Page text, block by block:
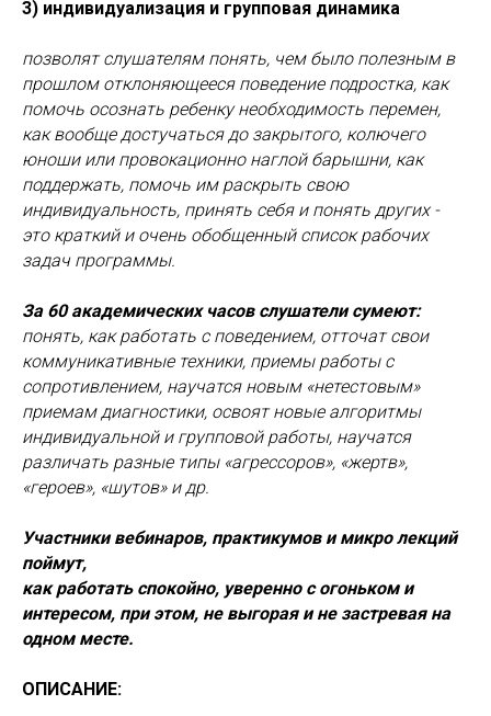
3) индивидуализация и групповая динамика
позволят слушателям понять, чем было полезным в
прошлом отклоняющееся поведение подростка, как
помочь осознать ребенку необходимость перемен,
как вообще достучаться до закрытого, колючего
юноши или провокационно наглой барышни, как
поддержать, помочь им раскрыть свою
индивидуальность, принять себя и понять других -
это краткий и очень обобщенный список рабочих
задач программы.
За 60 академических часов слушатели сумеют:
понять, как работать с поведением, отточат свои
коммуникативные техники, приемы работы с
сопротивлением, научатся новым «нетестовым»
приемам диагностики, освоят новые алгоритмы
индивидуальной и групповой работы, научатся
различать разные типы «агрессоров», «жертв»,
«героев», «шутов» и др.
Участники вебинаров, практикумов и микро лекций
поймут,
как работать спокойно, уверенно с огоньком и
интересом, при этом, не выгорая и не застревая на
одном месте.
ОПИСАНИЕ: